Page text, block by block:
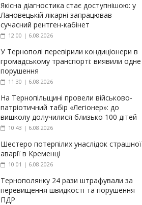
Якісна діагностика стає доступнішою: у
Лановецькій лікарні запрацював
сучасний рентген-кабінет
12:00 | 6.08.2026
У Тернополі перевірили кондиціонери в
громадському транспорті: виявили одне
порушення
11:30 | 6.08.2026
На Тернопільщині провели військово-
патріотичний табір «Легіонер»: до
вишколу долучилися близько 100 дітей
10:43 | 6.08.2026
Шестеро потерпілих унаслідок страшної
аварії в Кременці
10:01 | 6.08.2026
Тернополянку 24 рази штрафували за
перевищення швидкості та порушення
ПДР